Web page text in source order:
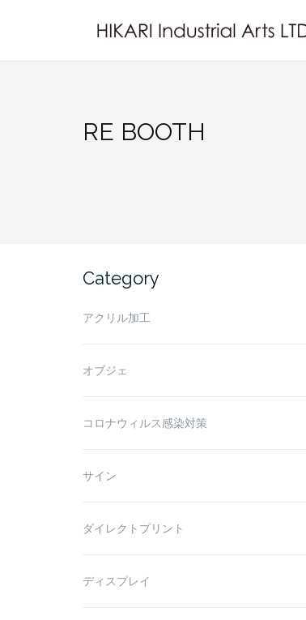
RE BOOTH
Category
アクリル加工
オブジェ
コロナウィルス感染対策
サイン
ダイレクトプリント
ディスプレイ